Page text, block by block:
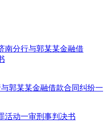
郭某某金融借款合同纠纷一